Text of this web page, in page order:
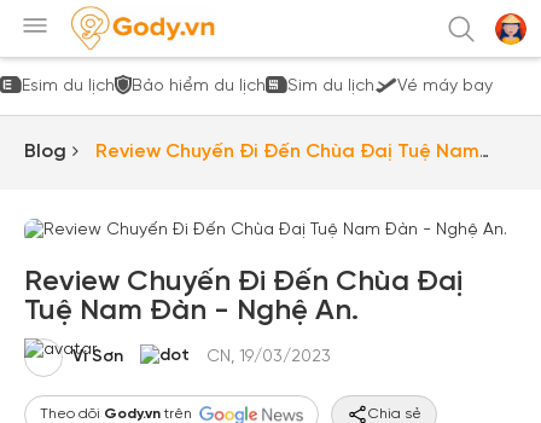
Esim du lịch Bảo hiểm du lịch Sim du lịch Vé máy bay
Blog
Review Chuyến Đi Đến Chùa Đaị Tuệ Nam
Review Chuyến Đi Đến Chùa Đaị
Tuệ Nam Đàn - Nghệ An.
Vi Sơn CN, 19/03/2023
Theo dõi Gody.vntrên Chia sẻ